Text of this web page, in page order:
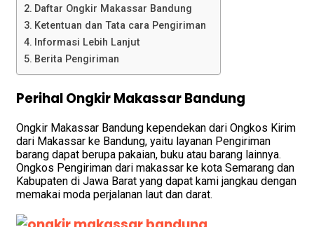
Daftar Ongkir Makassar Bandung
Ketentuan dan Tata cara Pengiriman
Informasi Lebih Lanjut
Berita Pengiriman
Perihal Ongkir Makassar Bandung
Ongkir Makassar Bandung kependekan dari Ongkos Kirim
dari Makassar ke Bandung, yaitu layanan Pengiriman
barang dapat berupa pakaian, buku atau barang lainnya.
Ongkos Pengiriman dari makassar ke kota Semarang dan
Kabupaten di Jawa Barat yang dapat kami jangkau dengan
memakai moda perjalanan laut dan darat.